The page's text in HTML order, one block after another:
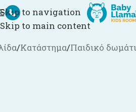
Skip to navigation
Skip to main content
/Κατάστημα/Παιδικό